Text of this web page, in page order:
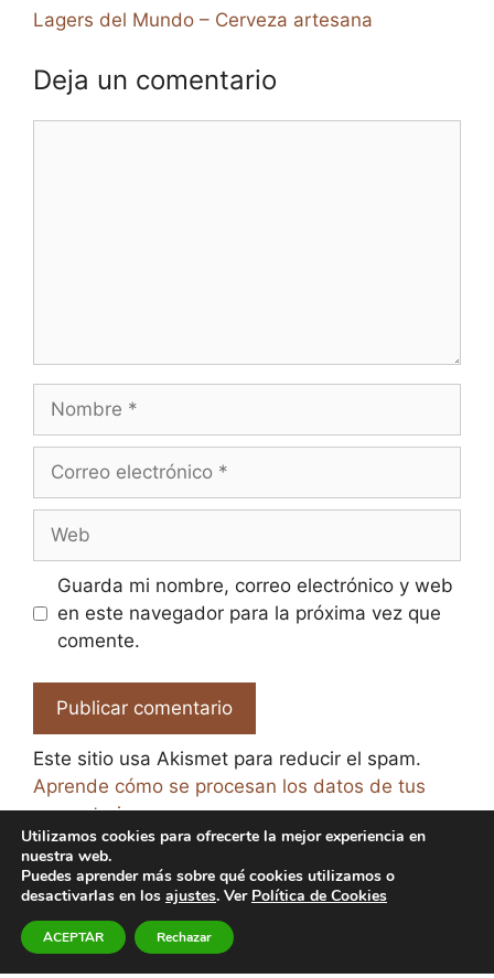
Lagers del Mundo – Cerveza artesana
Deja un comentario
electrónico
Guarda mi nombre, correo electrónico y web
en este navegador para la próxima vez que
comente.
Este sitio usa Akismet para reducir el spam.
Aprende cómo se procesan los datos de tus
comentarios.
© 2026 El Paraíso de la Cerveza -
de Privacidad
-Política de Cookies
Utilizamos cookies para ofrecerte la mejor experiencia en
nuestra web.
Puedes aprender más sobre qué cookies utilizamos o
desactivarlas en los ajustes. Ver Política de Cookies
ACEPTAR Rechazar